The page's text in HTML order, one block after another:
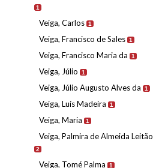
1
Veiga, Carlos 1
Veiga, Francisco de Sales 1
Veiga, Francisco Maria da 1
Veiga, Júlio 1
Veiga, Júlio Augusto Alves da 1
Veiga, Luís Madeira 1
Veiga, Maria 1
Veiga, Palmira de Almeida Leitão
2
Veiga, Tomé Palma 1